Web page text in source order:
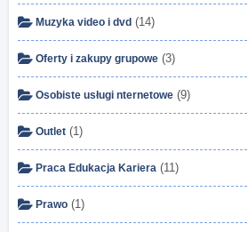
Muzyka video i dvd (14)
Oferty i zakupy grupowe (3)
Osobiste usługi nternetowe (9)
Outlet (1)
Praca Edukacja Kariera (11)
Prawo (1)